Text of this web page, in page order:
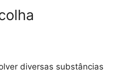
diversas substâncias